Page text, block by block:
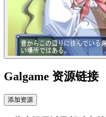
Galgame 资源链接
添加资源